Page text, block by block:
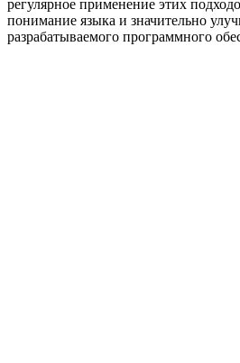
регулярное применение этих
понимание языка и значительно
разрабатываемого программного